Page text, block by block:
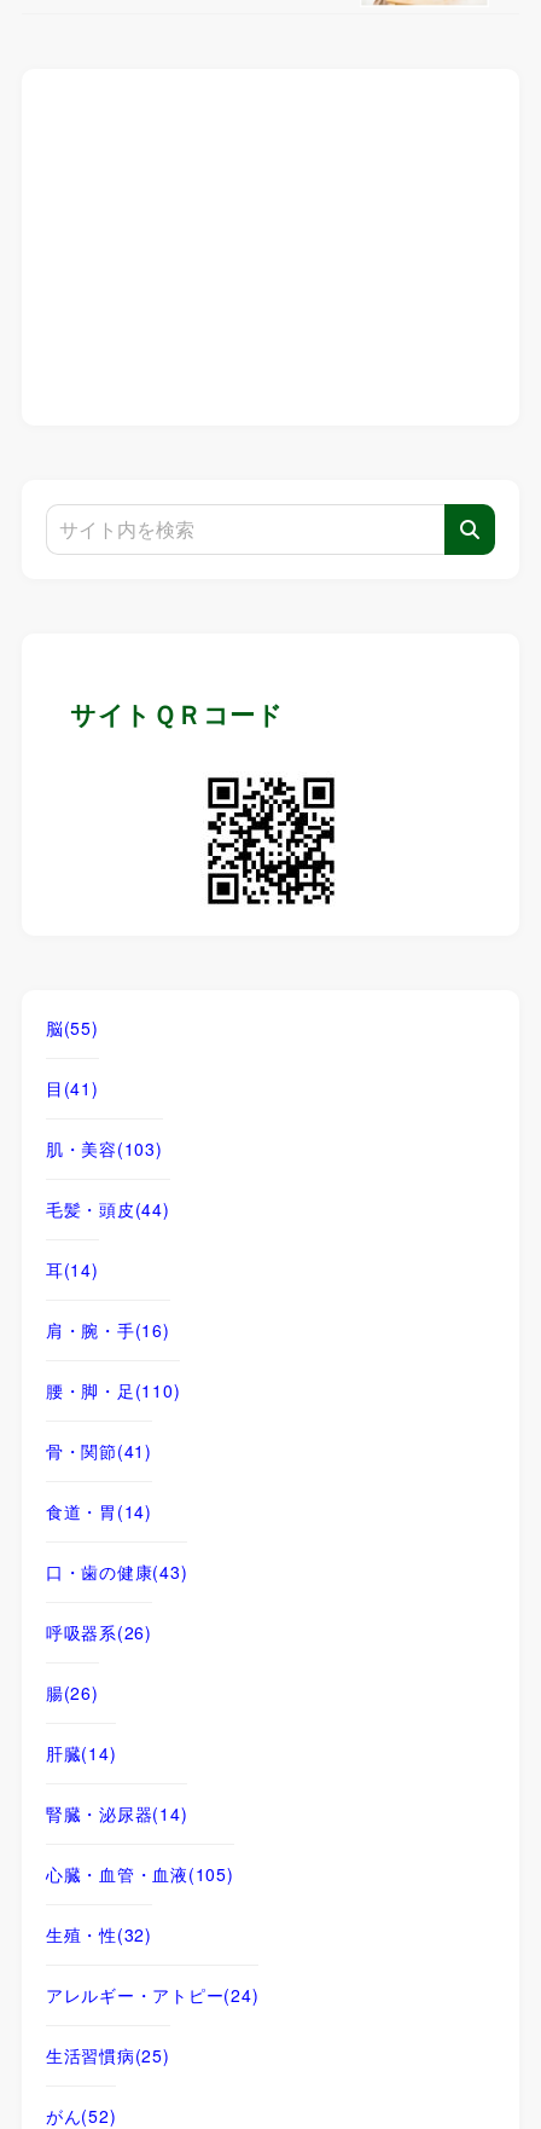
サイトＱＲコード
脳(55)
目 (41)
肌・美容(103)
毛髪・頭皮(44)
耳(14)
肩・腕・手(16)
腰・脚・足 (110)
骨・関節(41)
食道・胃 (14)
口・歯の健康(43)
呼吸器系(26)
腸(26)
肝臓(14)
腎臓・泌尿器(14)
心臓・血管・血液(105)
生殖・性(32)
アレルギー・アトピー(24)
生活習慣病(25)
がん(52)